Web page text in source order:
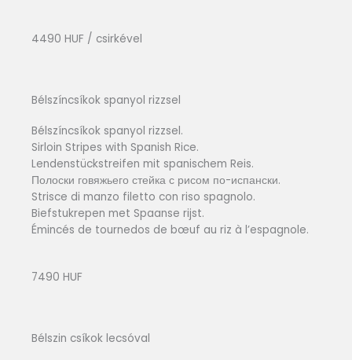
4490 HUF / csirkével
Bélszíncsíkok spanyol rizzsel
Bélszíncsíkok spanyol rizzsel.
Sirloin Stripes with Spanish Rice.
Lendenstückstreifen mit spanischem Reis.
Полоски говяжьего стейка с рисом по-испански.
Strisce di manzo filetto con riso spagnolo.
Biefstukrepen met Spaanse rijst.
Émincés de tournedos de bœuf au riz à l’espagnole.
7490 HUF
Bélszin csíkok lecsóval